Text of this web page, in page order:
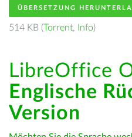
ÜBERSETZUNG
514 KB (Torrent, Info)
LibreOffice
Englische
Version